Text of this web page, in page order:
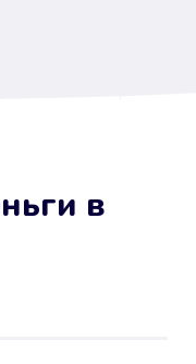
залоги
доверяет.
в